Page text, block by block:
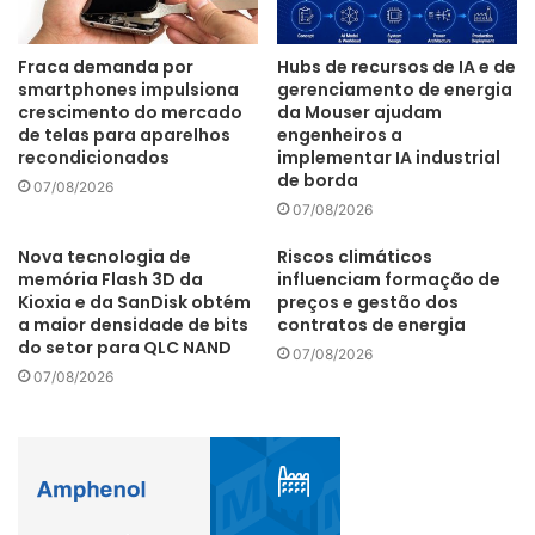
parede de corpo único tiveram 21.791 unidades fabricadas,
com crescimento de 253,01%.
faturamento Manaus
telefones celulares televisores
Fraca demanda por
smartphones impulsiona
crescimento do mercado
de telas para aparelhos
recondicionados
07/08/2026
Hubs de recursos de IA e de
gerenciamento de energia
da Mouser ajudam
engenheiros a
implementar IA industrial
de borda
07/08/2026
Nova tecnologia de
memória Flash 3D da
Kioxia e da SanDisk obtém
a maior densidade de bits
do setor para QLC NAND
07/08/2026
Riscos climáticos
influenciam formação de
preços e gestão dos
contratos de energia
07/08/2026